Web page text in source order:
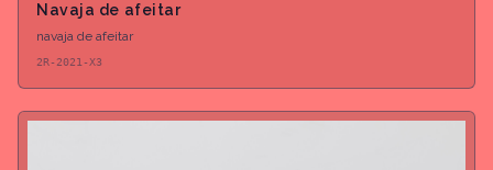
Navaja de afeitar
navaja de afeitar
2R-2021-X3